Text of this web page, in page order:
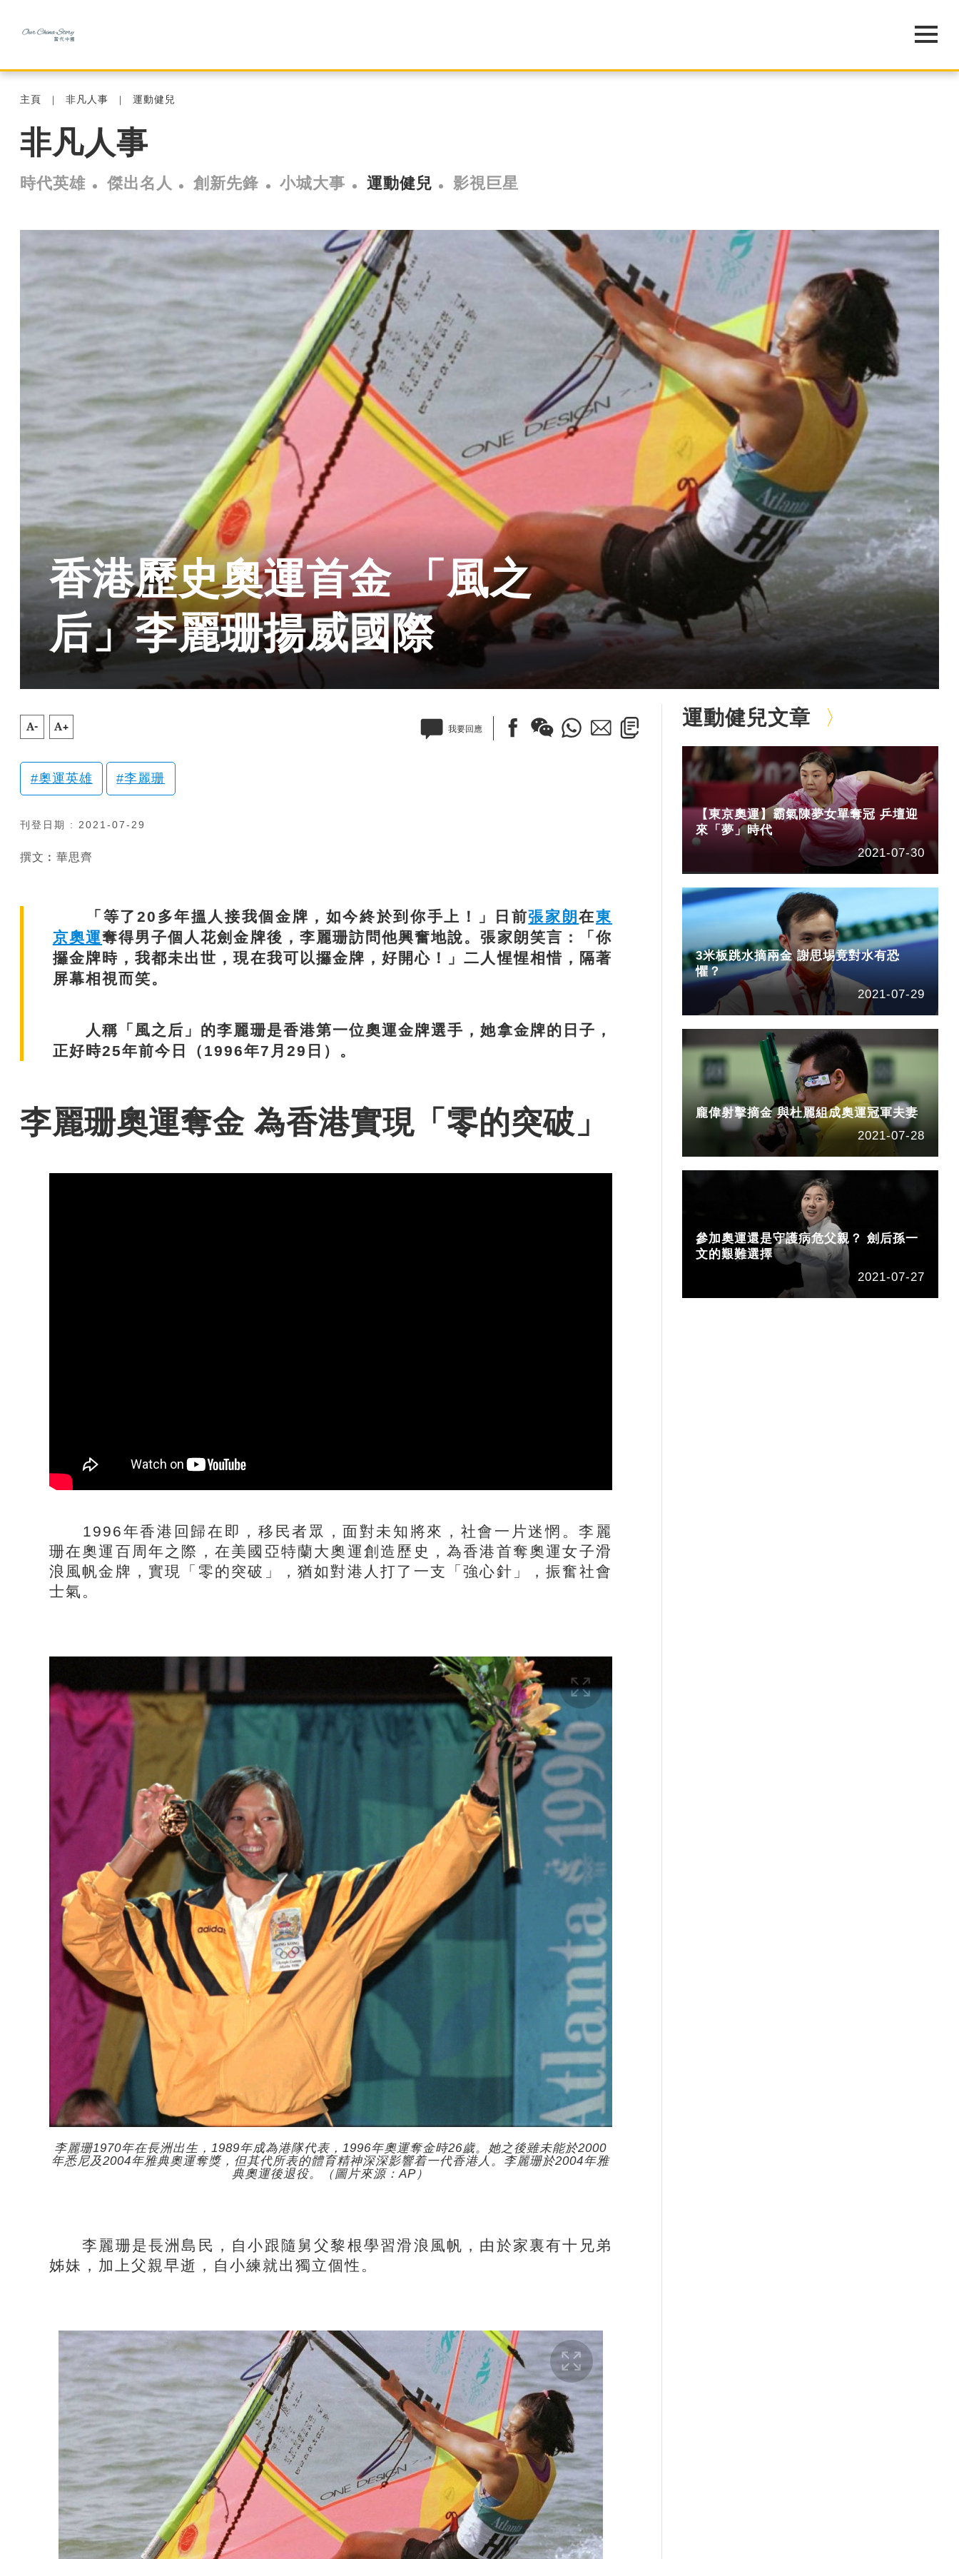
主頁 非凡人事 運動健兒
非凡人事
時代英雄 傑出名人 創新先鋒 小城大事 運動健兒 影視巨星
香港歷史奧運首金 「風之
后」李麗珊揚威國際
A- A+ 我要回應
奧運英雄 李麗珊
刊登日期 : 2021-07-29
撰文︰華思齊
「等了20多年搵人接我個金牌，如今終於到你手上！」日前張家朗在東
京奧運奪得男子個人花劍金牌後，李麗珊訪問他興奮地說。張家朗笑言：「你
攞金牌時，我都未出世，現在我可以攞金牌，好開心！」二人惺惺相惜，隔著
屏幕相視而笑。
人稱「風之后」的李麗珊是香港第一位奧運金牌選手，她拿金牌的日子，
正好時25年前今日（1996年7月29日）。
李麗珊奧運奪金 為香港實現「零的突破」
1996年香港回歸在即，移民者眾，面對未知將來，社會一片迷惘。李麗
珊在奧運百周年之際，在美國亞特蘭大奧運創造歷史，為香港首奪奧運女子滑
浪風帆金牌，實現「零的突破」，猶如對港人打了一支「強心針」，振奮社會
士氣。
李麗珊1970年在長洲出生，1989年成為港隊代表，1996年奧運奪金時26歲。她之後雖未能於2000
年悉尼及2004年雅典奧運奪獎，但其代所表的體育精神深深影響着一代香港人。李麗珊於2004年雅
典奧運後退役。（圖片來源：AP）
李麗珊是長洲島民，自小跟隨舅父黎根學習滑浪風帆，由於家裏有十兄弟
姊妹，加上父親早逝，自小練就出獨立個性。
運動健兒文章
【東京奧運】霸氣陳夢女單奪冠 乒壇迎
來「夢」時代
2021-07-30
3米板跳水摘兩金 謝思埸竟對水有恐
懼？
2021-07-29
龐偉射擊摘金 與杜麗組成奧運冠軍夫妻
2021-07-28
參加奧運還是守護病危父親？ 劍后孫一
文的艱難選擇
2021-07-27